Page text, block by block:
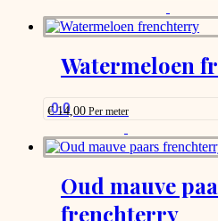
was:
€ 24,00.
is:
€ 16,00.
Watermeloen
0.0
€14,00 Per meter
Oud mauve
frenchterry